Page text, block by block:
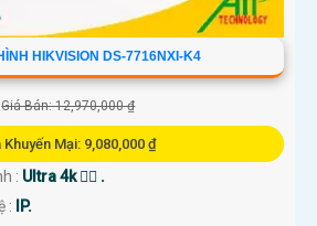
HIKVISION DS-7716NXI-K4
Giá Bán: 12,970,000 ₫
Khuyến Mại: 9,080,000 ₫
: Ultra 4k 👍🏾 .
:
IP.